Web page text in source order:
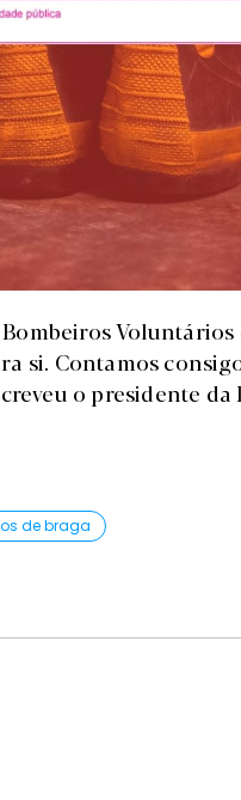
si. Contamos
o presidente
de braga